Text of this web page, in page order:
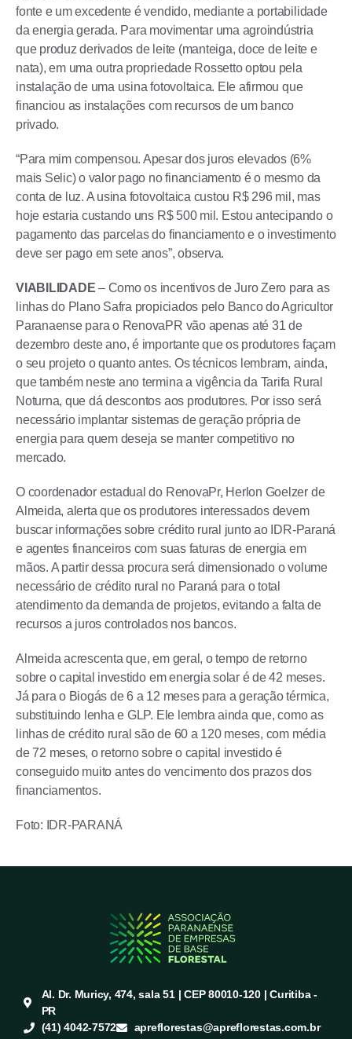
fonte e um excedente é vendido, mediante a portabilidade
da energia gerada. Para movimentar uma agroindústria
que produz derivados de leite (manteiga, doce de leite e
nata), em uma outra propriedade Rossetto optou pela
instalação de uma usina fotovoltaica. Ele afirmou que
financiou as instalações com recursos de um banco
privado.
“Para mim compensou. Apesar dos juros elevados (6%
mais Selic) o valor pago no financiamento é o mesmo da
conta de luz. A usina fotovoltaica custou R$ 296 mil, mas
hoje estaria custando uns R$ 500 mil. Estou antecipando o
pagamento das parcelas do financiamento e o investimento
deve ser pago em sete anos”, observa.
VIABILIDADE– Como os incentivos de Juro Zero para as
linhas do Plano Safra propiciados pelo Banco do Agricultor
Paranaense para o RenovaPR vão apenas até 31 de
dezembro deste ano, é importante que os produtores façam
o seu projeto o quanto antes. Os técnicos lembram, ainda,
que também neste ano termina a vigência da Tarifa Rural
Noturna, que dá descontos aos produtores. Por isso será
necessário implantar sistemas de geração própria de
energia para quem deseja se manter competitivo no
mercado.
O coordenador estadual do RenovaPr, Herlon Goelzer de
Almeida, alerta que os produtores interessados devem
buscar informações sobre crédito rural junto ao IDR-Paraná
e agentes financeiros com suas faturas de energia em
mãos. A partir dessa procura será dimensionado o volume
necessário de crédito rural no Paraná para o total
atendimento da demanda de projetos, evitando a falta de
recursos a juros controlados nos bancos.
Almeida acrescenta que, em geral, o tempo de retorno
sobre o capital investido em energia solar é de 42 meses.
Já para o Biogás de 6 a 12 meses para a geração térmica,
substituindo lenha e GLP. Ele lembra ainda que, como as
linhas de crédito rural são de 60 a 120 meses, com média
de 72 meses, o retorno sobre o capital investido é
conseguido muito antes do vencimento dos prazos dos
financiamentos.
Foto: IDR-PARANÁ
Al. Dr. Muricy, 474, sala 51 | CEP 80010-120 | Curitiba -
PR
(41) 4042-7572
apreflorestas@apreflorestas.com.br